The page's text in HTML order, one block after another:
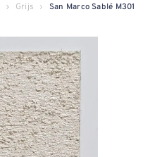
Grijs San Marco Sablé M301